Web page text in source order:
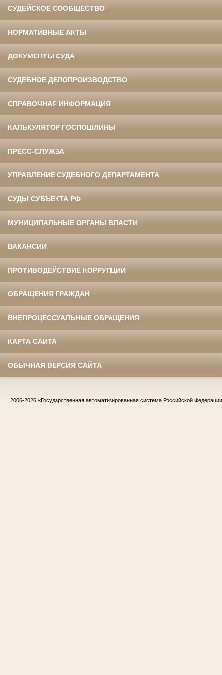
СУДЕЙСКОЕ СООБЩЕСТВО
НОРМАТИВНЫЕ АКТЫ
ДОКУМЕНТЫ СУДА
СУДЕБНОЕ ДЕЛОПРОИЗВОДСТВО
СПРАВОЧНАЯ ИНФОРМАЦИЯ
КАЛЬКУЛЯТОР ГОСПОШЛИНЫ
ПРЕСС-СЛУЖБА
УПРАВЛЕНИЕ СУДЕБНОГО ДЕПАРТАМЕНТА
СУДЫ СУБЪЕКТА РФ
МУНИЦИПАЛЬНЫЕ ОРГАНЫ ВЛАСТИ
ВАКАНСИИ
ПРОТИВОДЕЙСТВИЕ КОРРУПЦИИ
ОБРАЩЕНИЯ ГРАЖДАН
ВНЕПРОЦЕССУАЛЬНЫЕ ОБРАЩЕНИЯ
КАРТА САЙТА
ОБЫЧНАЯ ВЕРСИЯ САЙТА
2006-2026 «Государственная автоматизированная система Российской